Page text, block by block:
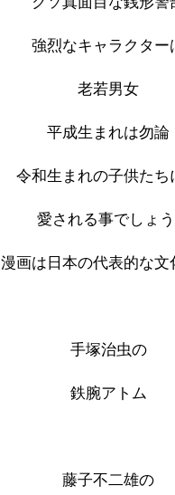
強烈なキャラクター
老若男女
平成生まれは勿論
令和生まれの子供たち
愛される事でしょう
漫画は日本の代表的な文
手塚治虫の
鉄腕アトム
藤子不二雄の